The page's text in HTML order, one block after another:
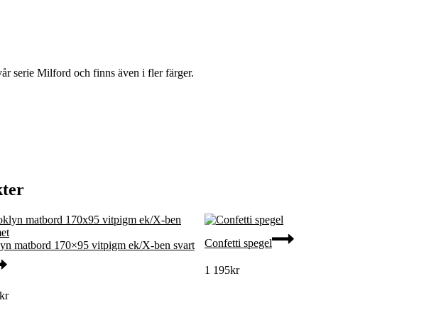
serie Milford och finns även i fler färger.
matbord 170×95 vitpigm ek/X-ben svart
kr
Confetti spegel
1 195kr